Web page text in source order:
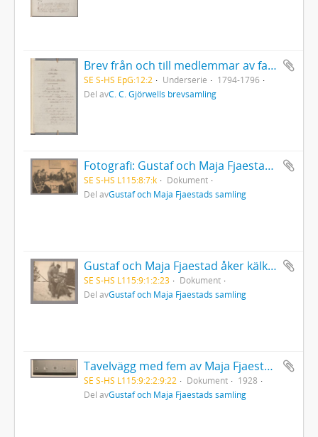
Brev från och till medlemmar av familjen Gjörwell
SE S-HS EpG:12:2 Underserie
1794-1796
Del avC. C. Gjörwells brevsamling
Fotografi: Gustaf och Maja Fjaestad tillsammans med övriga medlemmar i Teosofiska samfundet i Arvika, esoteriska kretsen
SE S-HS L115:8:7:k
Dokument
Del avGustaf och Maja Fjaestads samling
Gustaf och Maja Fjaestad åker kälke tillsammans med döttrarna Agneta och Monica
SE S-HS L115:9:1:2:23
Dokument
Del avGustaf och Maja Fjaestads samling
Tavelvägg med fem av Maja Fjaestads verk, utställda i London 1928
SE S-HS L115:9:2:2:9:22 Dokument
1928
Del avGustaf och Maja Fjaestads samling